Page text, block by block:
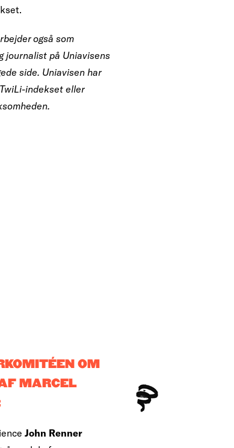
også som
journalist på Uniavisens
side. Uniavisen har
indekset eller
OM
MARCEL
John Renner